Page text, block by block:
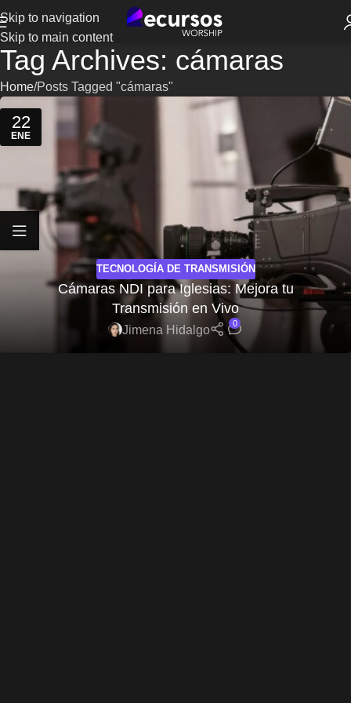
Skip to navigation
Skip to main content
Tag Archives: cámaras
Home Posts Tagged "cámaras"
22
ENE
TECNOLOGÍA DE TRANSMISIÓN
Cámaras NDI para Iglesias: Mejora tu
Transmisión en Vivo
Jimena Hidalgo
0